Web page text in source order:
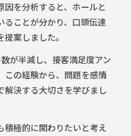
を分析すると、ホールと
ることが分かり、口頭伝達
案しました。
が半減し、接客満足度アン
この経験から、問題を感情
解決する大切さを学びまし
積極的に関わりたいと考え